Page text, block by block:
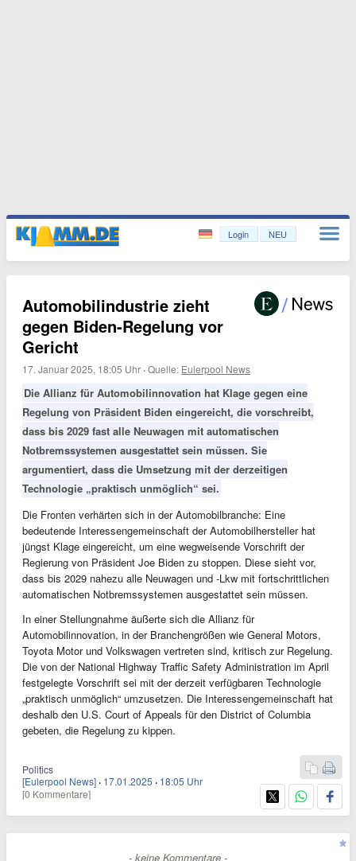
Login NEU
Automobilindustrie zieht
gegen Biden-Regelung vor
Gericht
17. Januar 2025, 18:05 Uhr ·Quelle: Eulerpool News
Die Allianz für Automobilinnovation hat Klage gegen eine
Regelung von Präsident Biden eingereicht, die vorschreibt,
dass bis 2029 fast alle Neuwagen mit automatischen
Notbremssystemen ausgestattet sein müssen. Sie
argumentiert, dass die Umsetzung mit der derzeitigen
Technologie „praktisch unmöglich“ sei.
Die Fronten verhärten sich in der Automobilbranche: Eine
bedeutende Interessengemeinschaft der Automobilhersteller hat
jüngst Klage eingereicht, um eine wegweisende Vorschrift der
Regierung von Präsident Joe Biden zu stoppen. Diese sieht vor,
dass bis 2029 nahezu alle Neuwagen und -Lkw mit fortschrittlichen
automatischen Notbremssystemen ausgestattet sein müssen.
In einer Stellungnahme äußerte sich die Allianz für
Automobilinnovation, in der Branchengrößen wie General Motors,
Toyota Motor und Volkswagen vertreten sind, kritisch zur Regelung.
Die von der National Highway Traffic Safety Administration im April
festgelegte Vorschrift sei mit der derzeit verfügbaren Technologie
„praktisch unmöglich“ umzusetzen. Die Interessengemeinschaft hat
deshalb den U.S. Court of Appeals für den District of Columbia
gebeten, die Regelung zu kippen.
Politics
[Eulerpool News] · 17.01.2025 · 18:05 Uhr
[0 Kommentare]
- keine Kommentare -